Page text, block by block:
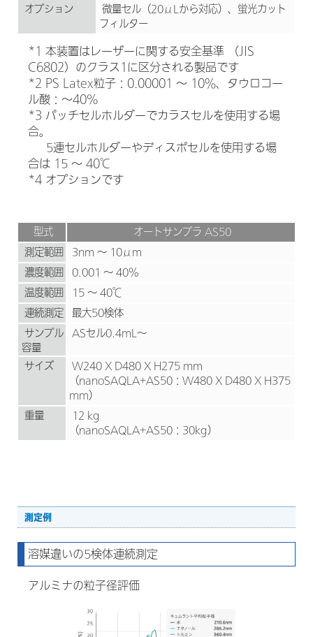
オプション
微量セル（20μLから対応）、蛍光カット
フィルター
*1 本装置はレーザーに関する安全基準 （JIS
C6802）のクラス1に区分される製品です
*2 PS Latex粒子：0.00001 ～ 10％、タウロコー
ル酸：～40%
*3 パッチセルホルダーでカラスセルを使用する場
合。
5連セルホルダーやディスポセルを使用する場
合は 15 ～ 40℃
*4 オプションです
型式
オートサンプラ AS50
測定範囲
3nm ～ 10μm
濃度範囲 0.001 ～ 40%
温度範囲
15 ～ 40℃
連続測定 最大50検体
サンプル
容量
ASセル0.4mL～
サイズ
W240 X D480 X H275 mm
（nanoSAQLA+AS50：W480 X D480 X H375
mm）
重量
12 kg
（nanoSAQLA+AS50：30kg）
測定例
溶媒違いの5検体連続測定
アルミナの粒子径評価